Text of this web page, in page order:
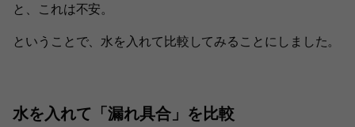
と、これは不安。
ということで、水を入れて比較してみることにしました。
水を入れて「漏れ具合」を比較